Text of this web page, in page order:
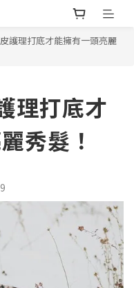
護理打底才能擁有一頭亮麗
理打底才
秀髮！